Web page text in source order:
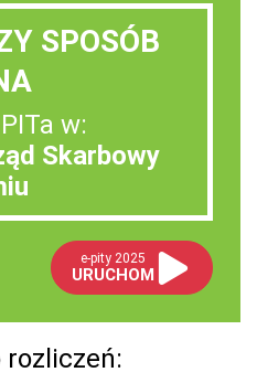
SPOSÓB
w:
Skarbowy
e-pity 2025
URUCHOM
rozliczeń: